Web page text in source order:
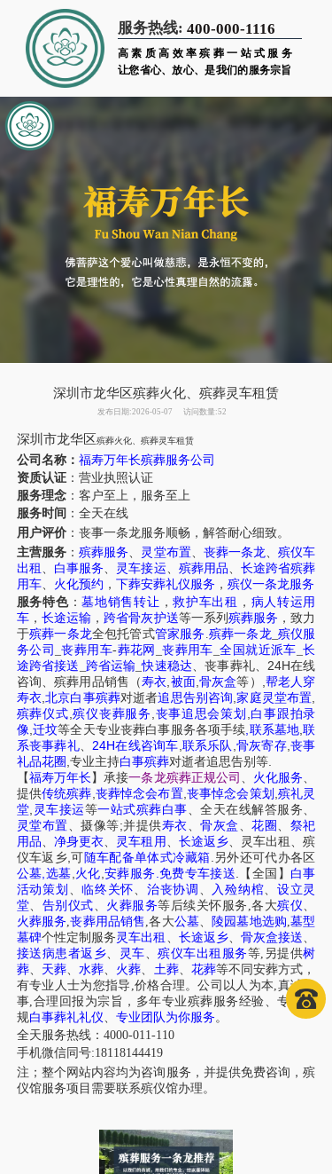
服务热线: 400-000-1116
高素质高效率殡葬一站式服务
让您省心、放心、是我们的服务宗旨
深圳市龙华区殡葬火化、殡葬灵车租赁
发布日期:2026-05-07 访问数量:52
深圳市龙华区殡葬火化、殡葬灵车租赁
公司名称： 福寿万年长殡葬服务公司
资质认证：营业执照认证
服务理念：客户至上，服务至上
服务时间 ：全天在线
用户评价：丧事一条龙服务顺畅，解答耐心细致。
主营服务 ：殡葬服务、 灵堂布置、 丧葬一条龙、殡仪车
出租 、 白事服务、 灵车接运、 殡葬用品、 长途跨省殡葬
用车、 火化预约 ， 下葬安葬礼仪服务 ， 殡仪一条龙服务
服务特色：墓地销售转让 ，救护车出租 ， 病人转运用
车， 长途运输 ，跨省骨灰护送等一系列 殡葬服务 ，致力
于殡葬一条龙全包托管式管家服务 .殡葬一条龙_ 殡仪服
务公司
_丧葬用车-葬花网 丧葬用车 全国就近派车 长
途跨省接送 跨省运输 _快速稳达、丧事葬礼、 24H在线
咨询、殡葬用品销售 （寿衣 被面, 骨灰盒等）
帮老人穿
寿衣 ,北京白事殡葬对逝者追思告别咨询 ,家庭灵堂布置
殡葬仪式 殡仪丧葬服务 丧事追思会策划 白事跟拍录
像 迁坟等全天专业丧葬白事服务各项手续 联系墓地 ,联
系丧事葬礼、24H在线咨询车 联系乐队 骨灰寄存, 丧事
礼品花圈 专业主持白事殡葬对逝者追思告别等.
【福寿万年长 】承接一条龙殡葬正规公司 、 火化服务、
提供传统殡葬 丧葬悼念会布置, 丧事悼念会策划 殡礼灵
堂 灵车接运等一站式殡葬白事、全天在线解答服务、
灵堂布置、摄像等;并提供寿衣、骨灰盒 、花圈 、 祭祀
用品、 净身更衣、 灵车租用 、 长途返乡、 灵车出租 、殡
仪车返乡 可 随车配备单体式冷藏箱 另外还可代办各区
公墓 选墓 火化 安葬服务 免费专车接送 【全国】 白事
活动策划 、临终关怀、 治丧协调 、 入殓纳棺、 设立灵
堂、 告别仪式、 火葬服务等后续关怀服务,各大殡仪、
火葬服务,丧葬用品销售,各大公墓、 陵园墓地选购,墓型
墓碑个性定制服务 灵车出租 、 长途返乡、 骨灰盒接送、
接送病患者返乡、 灵车、殡仪车出租服务等,另提供树
葬、 天葬、水葬、 火葬、 土葬、 花葬等不同安葬方式，
有专业人士为您指导,价格合理。公司以人为本,真诚做
事,合理回报为宗旨，多年专业殡葬服务经验、专注正
规白事葬礼礼仪、 专业团队为你服务。
全天服务热线：4000-011-110
手机微信同号:18118144419
注；整个网站内容均为咨询服务，并提供免费咨询，殡
仪馆服务项目需要联系殡仪馆办理。